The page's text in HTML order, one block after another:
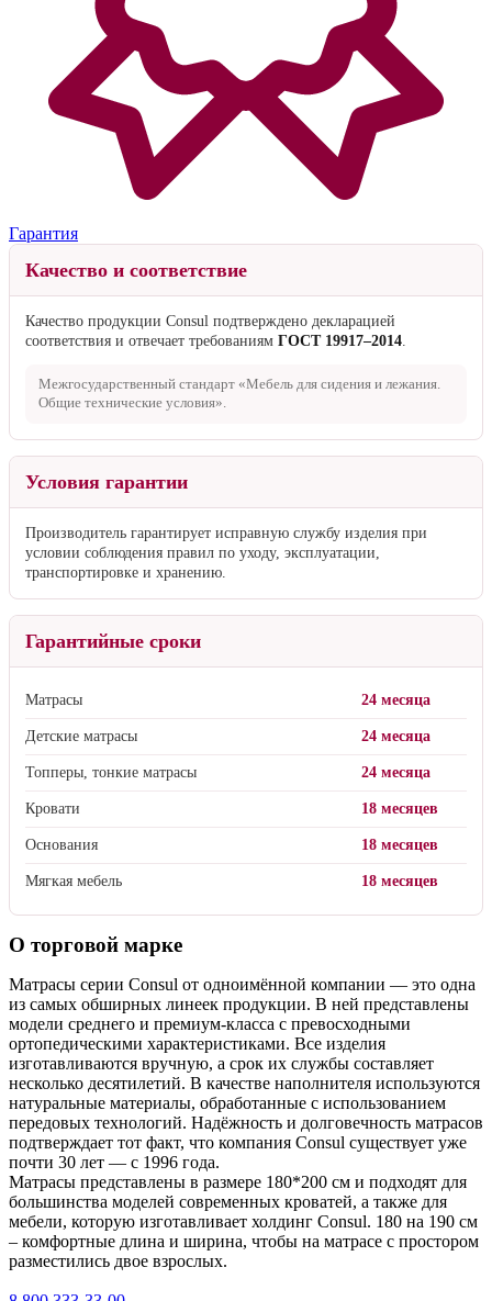
Гарантия
Качество и соответствие
Качество продукции Consul подтверждено декларацией
соответствия и отвечает требованиям ГОСТ 19917–2014.
Межгосударственный стандарт «Мебель для сидения и лежания.
Общие технические условия».
Условия гарантии
Производитель гарантирует исправную службу изделия при
условии соблюдения правил по уходу, эксплуатации,
транспортировке и хранению.
Гарантийные сроки
Матрасы 24 месяца
Детские матрасы 24 месяца
Топперы, тонкие матрасы 24 месяца
Кровати 18 месяцев
Основания 18 месяцев
Мягкая мебель 18 месяцев
О торговой марке
Матрасы серии Consul от одноимённой компании — это одна
из самых обширных линеек продукции. В ней представлены
модели среднего и премиум-класса с превосходными
ортопедическими характеристиками. Все изделия
изготавливаются вручную, а срок их службы составляет
несколько десятилетий. В качестве наполнителя используются
натуральные материалы, обработанные с использованием
передовых технологий. Надёжность и долговечность матрасов
подтверждает тот факт, что компания Consul существует уже
почти 30 лет — с 1996 года.
Матрасы представлены в размере 180*200 см и подходят для
большинства моделей современных кроватей, а также для
мебели, которую изготавливает холдинг Consul. 180 на 190 см
– комфортные длина и ширина, чтобы на матрасе с простором
разместились двое взрослых.